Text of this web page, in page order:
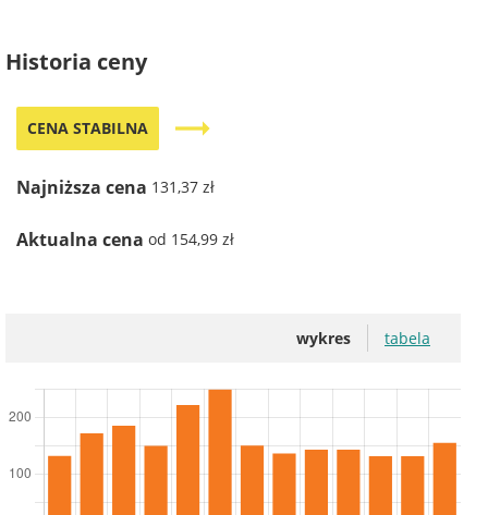
Historia ceny
CENA STABILNA trending_flat
Najniższa cena 131,37 zł
Aktualna cena od 154,99 zł
wykres tabela